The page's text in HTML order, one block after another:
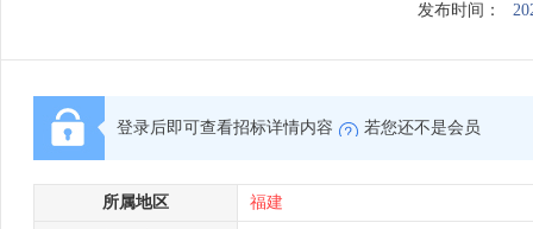
发布时间：
登录后即可查看招标详情内容 若您还不是会员
所属地区 福建